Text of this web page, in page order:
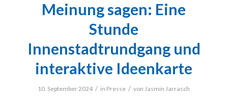
Meinung sagen: Eine
Stunde
Innenstadtrundgang und
interaktive Ideenkarte
10. September 2024 / in Presse / vonJasmin Jarrasch